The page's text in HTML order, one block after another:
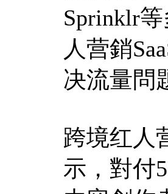
Sprinklr
人营銷
决流量問
跨境红人
示，對付